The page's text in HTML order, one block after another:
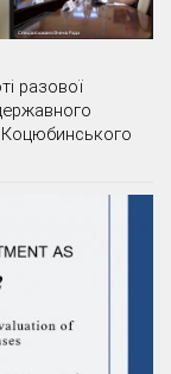
разової
Коцюбинського